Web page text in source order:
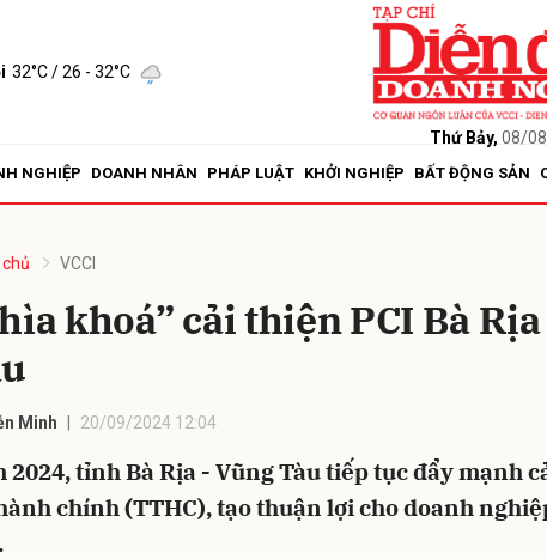
32°C/ 26 - 32°C
Thứ Bảy, 08/
NGHIỆP DOANH NHÂN PHÁP LUẬT KHỞI NGHIỆP BẤT ĐỘNG SẢN
VCCI
khoá” cải thiện PCI Bà
Minh 20/09/2024 12:04
2024, tỉnh Bà Rịa - Vũng Tàu tiếp tục đẩy mạnh
chính (TTHC), tạo thuận lợi cho doanh